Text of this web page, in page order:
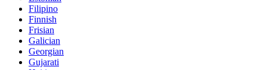
Filipino
Finnish
Frisian
Galician
Georgian
Gujarati